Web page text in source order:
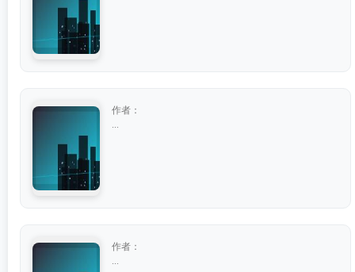
作者：
作者：